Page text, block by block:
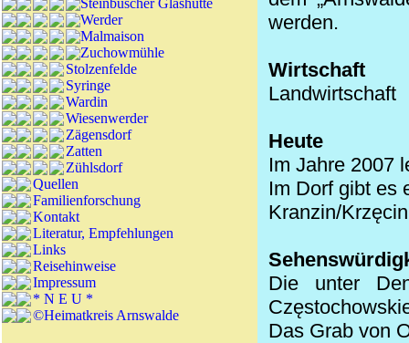
Steinbuscher Glashütte
Werder
Malmaison
Zuchowmühle
Stolzenfelde
Syringe
Wardin
Wiesenwerder
Zägensdorf
Zatten
Zühlsdorf
Quellen
Familienforschung
Kontakt
Literatur, Empfehlungen
Links
Reisehinweise
Impressum
* N E U *
©Heimatkreis Arnswalde
werden.
Wirtschaft
Landwirtschaft
Heute
Im Jahre 2007
Im Dorf gibt es
Kranzin/Krzęcin
Die unter
Das Grab von